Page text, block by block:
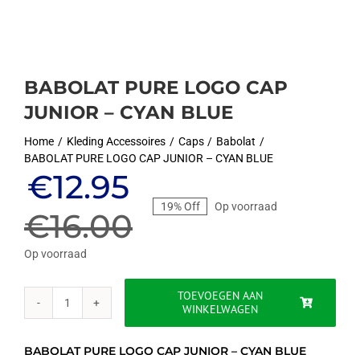
BABOLAT PURE LOGO CAP
JUNIOR – CYAN BLUE
Home Kleding Accessoires Caps
Babolat
BABOLAT PURE LOGO CAP JUNIOR – CYAN BLUE
€16.00
Oorspronkelijke
prijs
was:
€16.00.
€12.95
Huidige
prijs
is:
€12.95.
19% Off Op voorraad
Op voorraad
BABOLAT
TOEVOEGEN AAN
WINKELWAGEN
BABOLAT PURE LOGO CAP JUNIOR – CYAN BLUE